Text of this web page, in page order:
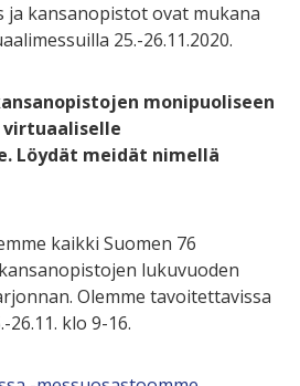
ja kansanopistot ovat mukana
25.-26.11.2020.
monipuoliseen
Löydät meidät nimellä
kaikki Suomen 76
lukuvuoden
Olemme tavoitettavissa
26.11. klo 9-16.